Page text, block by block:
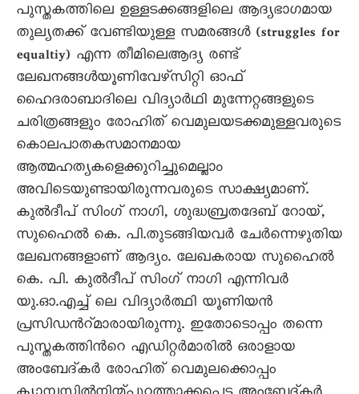
പുസ്തകത്തിലെ ഉള്ളടക്കങ്ങളിലെ ആദ്യഭാഗമായ
തുല്യതക്ക് വേണ്ടിയുള്ള സമരങ്ങള്‍ (struggles for
equaltiy) എന്ന തീമിലെആദ്യ രണ്ട്
ലേഖനങ്ങള്‍യൂണിവേഴ്സിറ്റി ഓഫ്
ഹൈദരാബാദിലെ വിദ്യാര്‍ഥി മുന്നേറ്റങ്ങളുടെ
ചരിത്രങ്ങളും രോഹിത് വെമുലയടക്കമുള്ളവരുടെ
കൊലപാതകസമാനമായ
ആത്മഹത്യകളെക്കുറിച്ചുമെല്ലാം
അവിടെയുണ്ടായിരുന്നവരുടെ സാക്ഷ്യമാണ്.
കുല്‍ദീപ് സിംഗ് നാഗി, ശുദ്ധബ്രതദേബ് റോയ്,
സുഹൈല്‍ കെ. പി.തുടങ്ങിയവര്‍ ചേര്‍ന്നെഴുതിയ
ലേഖനങ്ങളാണ് ആദ്യം. ലേഖകരായ സുഹൈല്‍
കെ. പി. കുല്‍ദീപ് സിംഗ് നാഗി എന്നിവര്‍
യു.ഓ.എച്ച് ലെ വിദ്യാര്‍ത്ഥി യൂണിയന്‍
പ്രസിഡന്‍റ്മാരായിരുന്നു. ഇതോടൊപ്പം തന്നെ
പുസ്തകത്തിന്‍റെ എഡിറ്റര്‍മാരില്‍ ഒരാളായ
അംബേദ്കര്‍ രോഹിത് വെമുലക്കൊപ്പം